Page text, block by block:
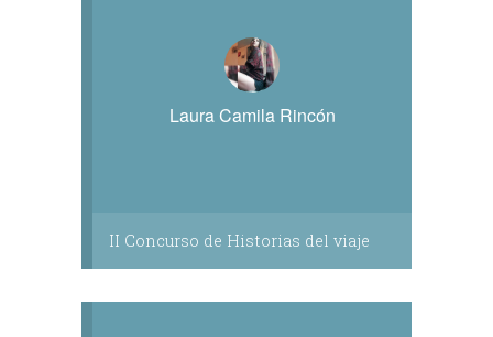
Laura Camila Rincón
II Concurso de Historias del viaje